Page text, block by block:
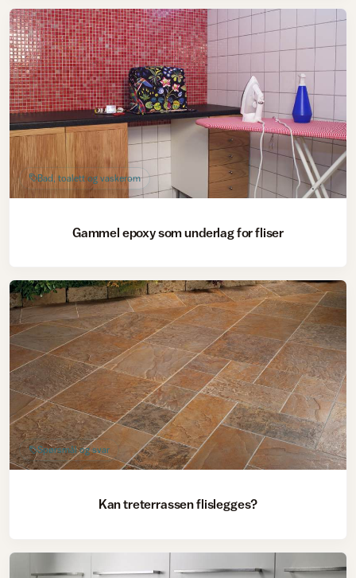
Bad, toalett og vaskerom
Gammel epoxy som underlag for fliser
Spørsmål og svar
Kan treterrassen flislegges?